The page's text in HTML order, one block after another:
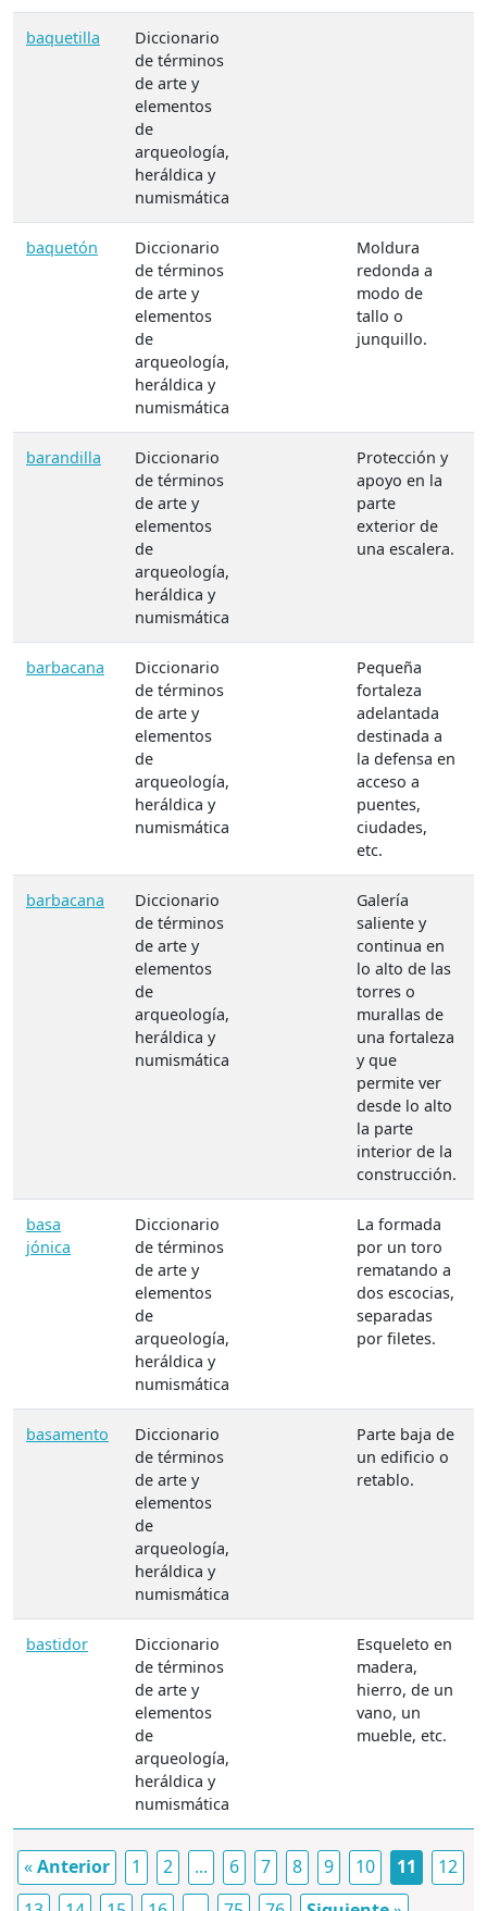
baquetilla
Diccionario
de términos
de arte y
elementos
de
arqueología,
heráldica y
numismática
baquetón
Diccionario
de términos
de arte y
elementos
de
arqueología,
heráldica y
numismática
Moldura
redonda a
modo de
tallo o
junquillo.
barandilla
Diccionario
de términos
de arte y
elementos
de
arqueología,
heráldica y
numismática
Protección y
apoyo en la
parte
exterior de
una escalera.
barbacana
Diccionario
de términos
de arte y
elementos
de
arqueología,
heráldica y
numismática
Pequeña
fortaleza
adelantada
destinada a
la defensa en
acceso a
puentes,
ciudades,
etc.
barbacana
Diccionario
de términos
de arte y
elementos
de
arqueología,
heráldica y
numismática
Galería
saliente y
continua en
lo alto de las
torres o
murallas de
una fortaleza
y que
permite ver
desde lo alto
la parte
interior de la
construcción.
basa
jónica
Diccionario
de términos
de arte y
elementos
de
arqueología,
heráldica y
numismática
La formada
por un toro
rematando a
dos escocias,
separadas
por filetes.
basamento
Diccionario
de términos
de arte y
elementos
de
arqueología,
heráldica y
numismática
Parte baja de
un edificio o
retablo.
bastidor
Diccionario
de términos
de arte y
elementos
de
arqueología,
heráldica y
numismática
Esqueleto en
madera,
hierro, de un
vano, un
mueble, etc.
«Anterior 1 2 ... 6 7 8 9 10 11
12